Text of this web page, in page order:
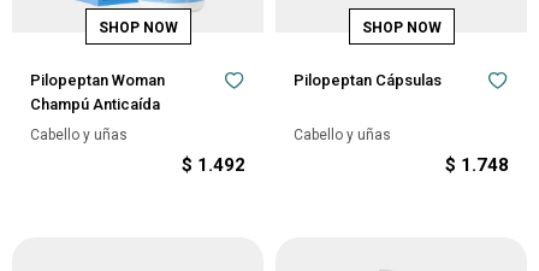
Pilopeptan Woman
Champú Anticaída
Cabello y uñas
$ 1.492
Pilopeptan Cápsulas
Cabello y uñas
$ 1.748